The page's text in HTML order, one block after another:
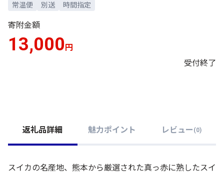
常温便 別送 時間指定
寄附金額
13,000 円
受付終了
返礼品詳細 魅力ポイント レビュー (0)
スイカの名産地、熊本から厳選された真っ赤に熟したスイ